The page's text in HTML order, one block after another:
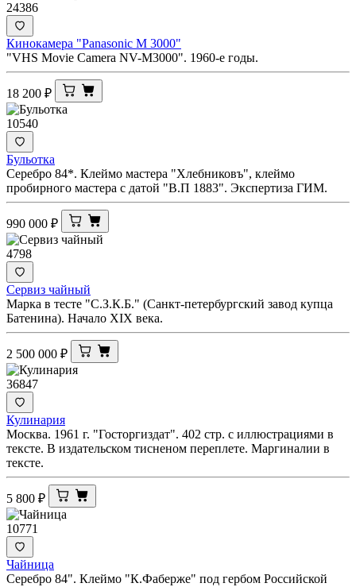
24386
Кинокамера "Panasonic M 3000"
"VHS Movie Camera NV-M3000". 1960-е годы.
18 200 ₽
10540
Бульотка
Серебро 84*. Клеймо мастера "Хлебниковъ", клеймо
пробирного мастера с датой "В.П 1883". Экспертиза ГИМ.
990 000 ₽
4798
Сервиз чайный
Марка в тесте "С.З.К.Б." (Санкт-петербургский завод купца
Батенина). Начало XIX века.
2 500 000 ₽
36847
Кулинария
Москва. 1961 г. "Госторгиздат". 402 стр. с иллюстрациями в
тексте. В издательском тисненом переплете. Маргиналии в
тексте.
5 800 ₽
10771
Чайница
Серебро 84". Клеймо "К.Фаберже" под гербом Российской